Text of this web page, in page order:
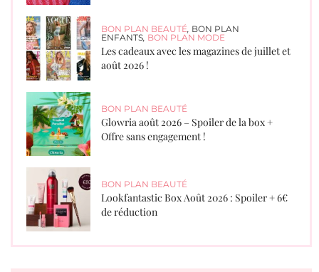
BON PLAN BEAUTÉ BON PLAN
ENFANTS BON PLAN MODE
Les cadeaux avec les magazines de juillet et
août 2026 !
BON PLAN BEAUTÉ
Glowria août 2026 – Spoiler de la box +
Offre sans engagement !
BON PLAN BEAUTÉ
Lookfantastic Box Août 2026 : Spoiler + 6€
de réduction